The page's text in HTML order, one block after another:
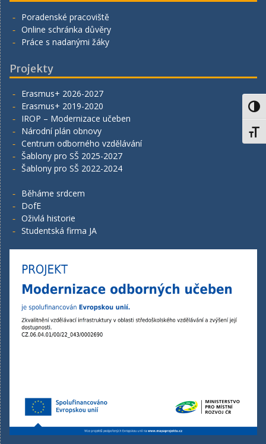
Poradenské pracoviště
Online schránka důvěry
Práce s nadanými žáky
Projekty
Erasmus+ 2026-2027
Erasmus+ 2019-2020
IROP – Modernizace učeben
Národní plán obnovy
Centrum odborného vzdělávání
Šablony pro SŠ 2025-2027
Šablony pro SŠ 2022-2024
Běháme srdcem
DofE
Oživlá historie
Studentská firma JA